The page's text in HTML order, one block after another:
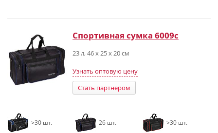
Спортивная сумка 6009с
23 л, 46 х 25 х 20 см
Узнать оптовую цену
Стать партнёром
>30 шт. 26 шт. >30 шт.